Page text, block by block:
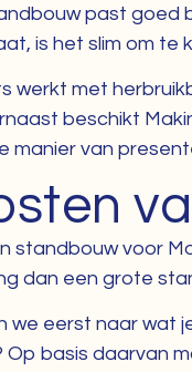
past goed
is het slim om te
werkt met
beschikt
manier van
standbouw voor
dan een grote
we eerst naar wat
Op basis daarvan